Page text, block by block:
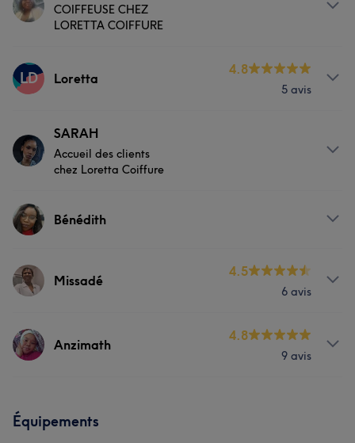
Coiffure
Très bonne coiffeuse, et respectueuse.
Coiffure
COIFFEUSE CHEZ
LORETTA COIFFURE
À propos
Très respectueuse.
Prestations
Coiffure
LD Loretta
4.8
5 avis
Prestations
Coiffure
Portfolio
SARAH
Accueil des clients
chez Loretta Coiffure
À propos
Très bonne coiffeuse, respectueuse.
Prestations
Bénédith
Prestations
Missadé
4.5
6 avis
Prestations
Anzimath
4.8
9 avis
Équipements